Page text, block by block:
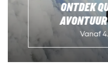
ONTDEK
Vanaf